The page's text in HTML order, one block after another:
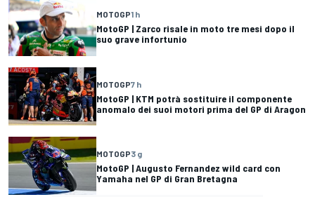
MOTOGP1 h
MotoGP | Zarco risale in moto tre mesi dopo il
suo grave infortunio
MOTOGP7 h
MotoGP | KTM potrà sostituire il componente
anomalo dei suoi motori prima del GP di Aragon
MOTOGP3 g
MotoGP | Augusto Fernandez wild card con
Yamaha nel GP di Gran Bretagna